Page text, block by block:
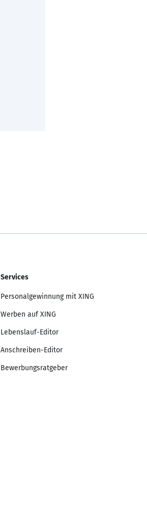
Services
Personalgewinnung mit XING
Werben auf XING
Lebenslauf-Editor
Anschreiben-Editor
Bewerbungsratgeber